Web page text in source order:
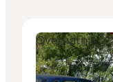
Overnatning